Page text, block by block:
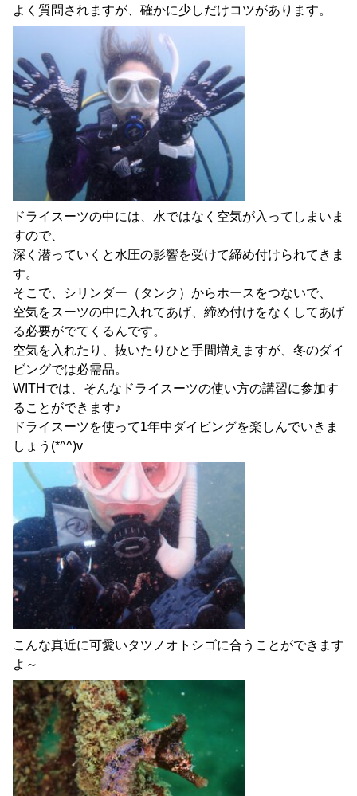
よく質問されますが、確かに少しだけコツがあります。
ドライスーツの中には、水ではなく空気が入ってしまいま
すので、
深く潜っていくと水圧の影響を受けて締め付けられてきま
す。
そこで、シリンダー（タンク）からホースをつないで、
空気をスーツの中に入れてあげ、締め付けをなくしてあげ
る必要がでてくるんです。
空気を入れたり、抜いたりひと手間増えますが、冬のダイ
ビングでは必需品。
WITHでは、そんなドライスーツの使い方の講習に参加す
ることができます♪
ドライスーツを使って1年中ダイビングを楽しんでいきま
しょう(*^^)v
こんな真近に可愛いタツノオトシゴに合うことができます
よ～